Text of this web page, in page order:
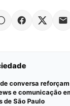
conversa
e comunicação
de São Paulo